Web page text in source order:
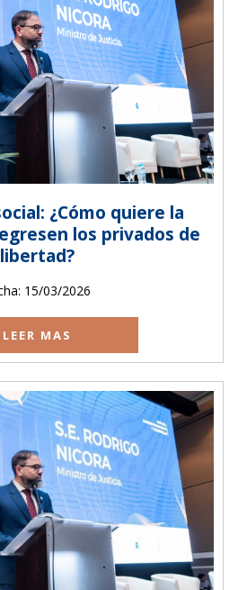
¿Cómo quiere la
los privados de
libertad?
15/03/2026
LEER MAS